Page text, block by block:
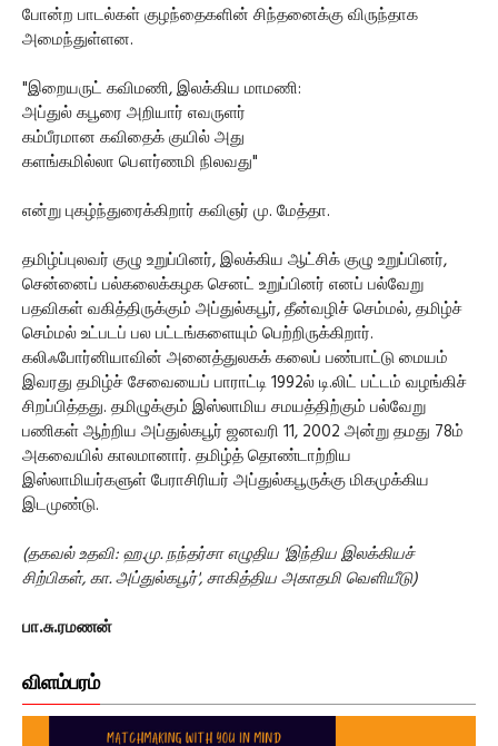
போன்ற பாடல்கள் குழந்தைகளின் சிந்தனைக்கு விருந்தாக
அமைந்துள்ளன.
"இறையருட் கவிமணி, இலக்கிய மாமணி:
அப்துல் கபூரை அறியார் எவருளர்
கம்பீரமான கவிதைக் குயில் அது
களங்கமில்லா பௌர்ணமி நிலவது"
என்று புகழ்ந்துரைக்கிறார் கவிஞர் மு. மேத்தா.
தமிழ்ப்புலவர் குழு உறுப்பினர், இலக்கிய ஆட்சிக் குழு உறுப்பினர்,
சென்னைப் பல்கலைக்கழக செனட் உறுப்பினர் எனப் பல்வேறு
பதவிகள் வகித்திருக்கும் அப்துல்கபூர், தீன்வழிச் செம்மல், தமிழ்ச்
செம்மல் உட்படப் பல பட்டங்களையும் பெற்றிருக்கிறார்.
கலிஃபோர்னியாவின் அனைத்துலகக் கலைப் பண்பாட்டு மையம்
இவரது தமிழ்ச் சேவையைப் பாராட்டி 1992ல் டி.லிட் பட்டம் வழங்கிச்
சிறப்பித்தது. தமிழுக்கும் இஸ்லாமிய சமயத்திற்கும் பல்வேறு
பணிகள் ஆற்றிய அப்துல்கபூர் ஜனவரி 11, 2002 அன்று தமது 78ம்
அகவையில் காலமானார். தமிழ்த் தொண்டாற்றிய
இஸ்லாமியர்களுள் பேராசிரியர் அப்துல்கபூருக்கு மிகமுக்கிய
இடமுண்டு.
(தகவல் உதவி: ஹ.மு. நந்தர்சா எழுதிய 'இந்திய இலக்கியச்
சிற்பிகள், கா. அப்துல்கபூர்', சாகித்திய அகாதமி வெளியீடு)
பா.சு.ரமணன்
விளம்பரம்